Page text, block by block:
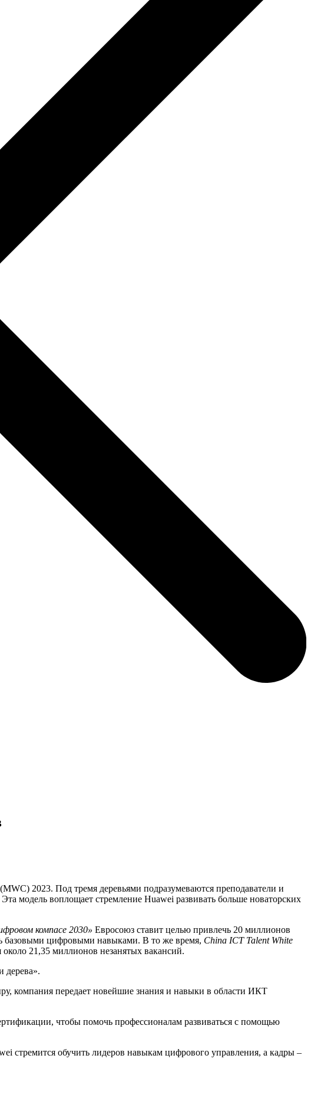
2023. Под тремя деревьями подразумеваются преподаватели и
модель воплощает стремление Huawei развивать больше новаторских
компасе 2030» Евросоюз ставит целью привлечь 20 миллионов
базовыми цифровыми навыками. В то же время, China ICT Talent White
21,35 миллионов незанятых вакансий.
дерева».
компания передает новейшие знания и навыки в области ИКТ
чтобы помочь профессионалам развиваться с помощью
стремится обучить лидеров навыкам цифрового управления, а кадры –